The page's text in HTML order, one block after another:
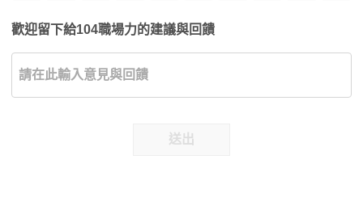
歡迎留下給104職場力的建議與回饋
送出